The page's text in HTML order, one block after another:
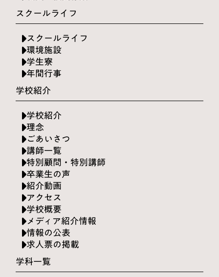
スクールライフ
スクールライフ
環境施設
学生寮
年間行事
学校紹介
学校紹介
理念
ごあいさつ
講師一覧
特別顧問・特別講師
卒業生の声
紹介動画
アクセス
学校概要
メディア紹介情報
情報の公表
求人票の掲載
学科一覧